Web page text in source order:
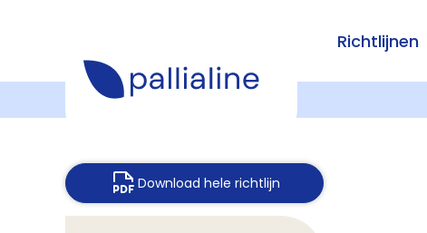
Richtlijnen
Download hele richtlijn